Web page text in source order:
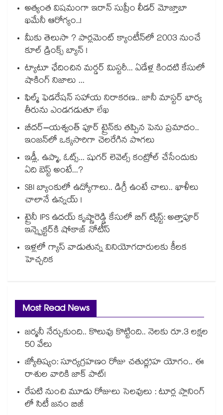
అత్యంత విషమంగా ఇరాన్ సుప్రీం లీడర్ మోజ్తాబా
ఖమేనీ ఆరోగ్యం..!
మీకు తెలుసా ? పార్లమెంట్ క్యాంటీన్⁪లో 2003 నుంచే
కూల్ డ్రింక్స్ బ్యాన్ !
ట్యాటూ ఛేదించిన మర్డర్ మిస్టరీ... ఏడేళ్ల కిందటి కేసులో
షాకింగ్ నిజాలు ...
ఫిల్మ్ ఫెడరేషన్ సహాయ నిరాకరణ.. జానీ మాస్టర్ భార్య
తీరును ఎండగడుతూ లేఖ
బీదర్–యశ్వంత్ పూర్ ట్రైన్‎కు తప్పిన పెను ప్రమాదం..
ఇంజన్‎లో ఒక్కసారిగా చెలరేగిన పొగలు
ఇడ్లీ, ఉప్మా, ఓట్స్... షుగర్ లెవెల్స్ కంట్రోల్ చేసేందుకు
ఏది బెస్ట్ అంటే...?
SBI బ్యాంకులో ఉద్యోగాలు.. డిగ్రీ ఉంటే చాలు.. ఖాళీలు
చాలానే ఉన్నయ్ !
ట్రైనీ IPS ఉదయ్ కృష్ణారెడ్డి కేసులో బిగ్ ట్విస్ట్: అత్తాపూర్
ఇన్స్పెక్టర్‎కి షోకాజ్ నోటీస్
ఇళ్లలో గ్యాస్ వాడుతున్న వినియోగదారులకు కీలక
హెచ్చరిక
Most Read News
జర్మనీ నేర్చుకుంది.. కొలువు కొట్టింది.. నెలకు రూ.3 లక్షల
50 వేలు
జ్యోతిష్యం: సూర్యగ్రహణం రోజు చతుర్గ్రహ యోగం.. ఈ
రాశుల వారికి జాక్ పాట్!
రేపటి నుంచి మూడు రోజులు సెలవులు : టూర్ల ప్లానింగ్
లో సిటీ జనం బిజీ